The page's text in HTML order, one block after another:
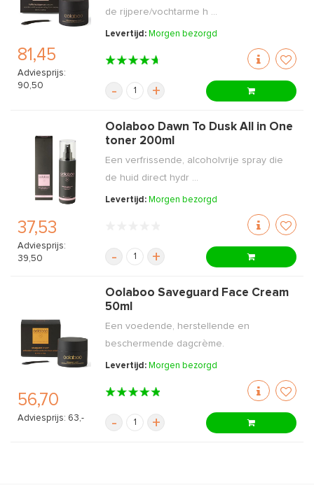
81,45
Adviesprijs:
90,50
de rijpere/vochtarme h ...
Levertijd: Morgen bezorgd
- +
37,53
Adviesprijs:
39,50
Oolaboo Dawn To Dusk All in One
toner 200ml
Een verfrissende, alcoholvrije spray die
de huid direct hydr ...
Levertijd: Morgen bezorgd
- +
56,70
Adviesprijs: 63,-
Oolaboo Saveguard Face Cream
50ml
Een voedende, herstellende en
beschermende dagcrème.
Levertijd: Morgen bezorgd
- +